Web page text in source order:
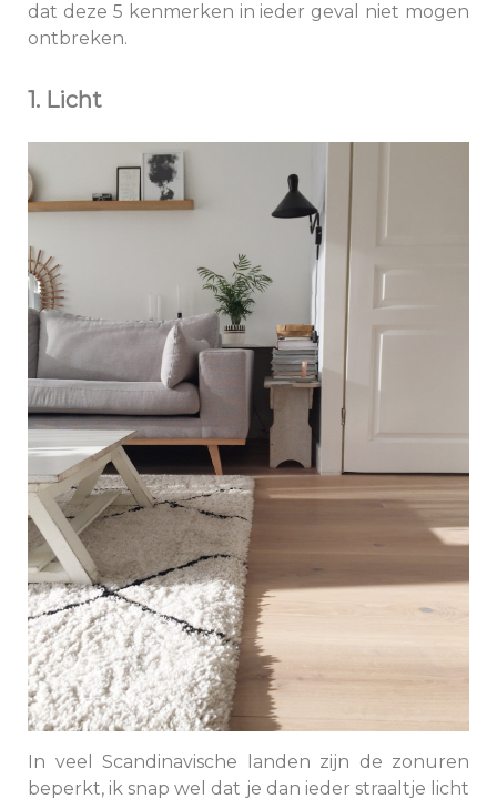
dat deze 5 kenmerken in ieder geval niet mogen
ontbreken.
1. Licht
In veel Scandinavische landen zijn de zonuren
beperkt, ik snap wel dat je dan ieder straaltje licht